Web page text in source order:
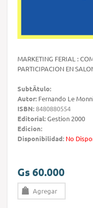
MARKETING FERIAL :
PARTICIPACION EN
SubtÃ­tulo:
Autor: Fernando Le
ISBN:8480880554
Editorial:Gestion 2000
Edicion:
Disponibilidad: No
Gs 60.000
Agregar